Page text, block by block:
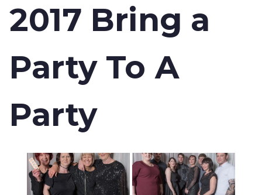
2017 Bring a
Party To A
Party